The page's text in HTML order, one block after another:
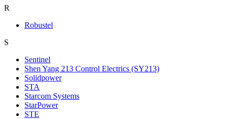
R
Robustel
S
Sentinel
Shen Yang 213 Control Electrics (SY213)
Solidpower
STA
Starcom Systems
StarPower
STE